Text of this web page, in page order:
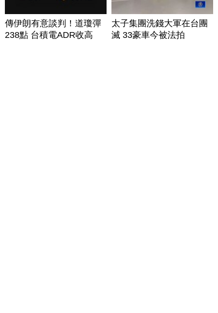
傳伊朗有意談判！道瓊彈
238點 台積電ADR收高
太子集團洗錢大軍在台團
滅 33豪車今被法拍